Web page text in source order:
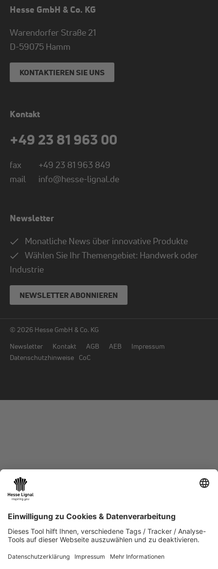
Hesse GmbH & Co. KG
Warendorfer Straße 21
D-59075 Hamm
KONTAKTIEREN SIE UNS
Kontakt
+49 23 81 963 00
fax
+49 23 81 963 849
mail
info@hesse-lignal.de
Newsletter
Monatliche News über innovative Produkte
Wählen Sie Ihr Themengebiet: Handwerk oder
Industrie
NEWSLETTER ABONNIEREN
© 2026 Hesse GmbH & Co. KG
Newsletter
Kontakt AGB AEB
Impressum
Datenschutzhinweise
CoC